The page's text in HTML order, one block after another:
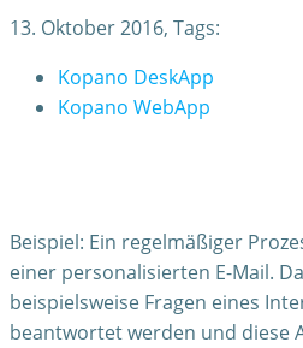
13. Oktober 2016, Tags:
Kopano DeskApp
Kopano WebApp
Beispiel: Ein regelmäßiger
einer personalisierten E-Mail.
beispielsweise Fragen eines
beantwortet werden und diese